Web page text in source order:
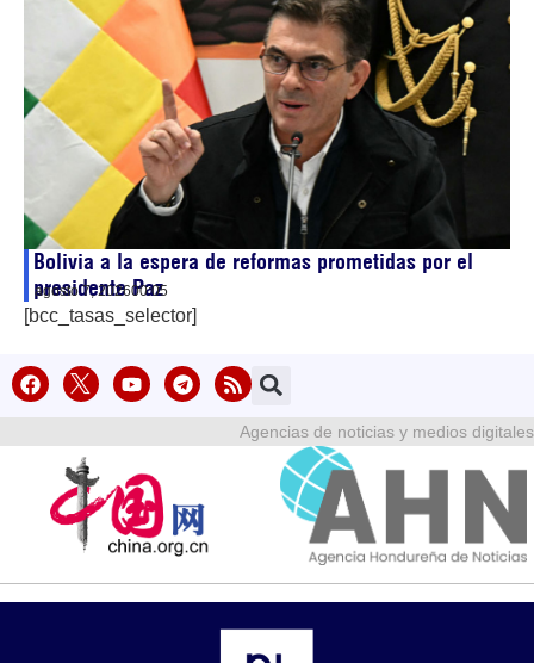
Bolivia a la espera de reformas prometidas por el
presidente Paz
agosto 7, 202600:05
[bcc_tasas_selector]
Agencias de noticias y medios digitales